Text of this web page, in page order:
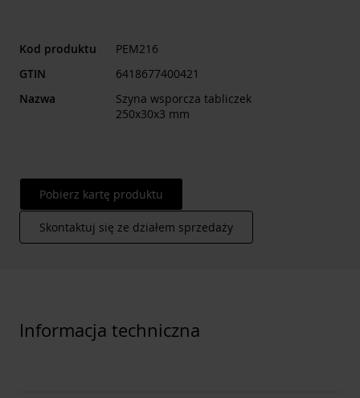
Kod produktu
PEM216
GTIN
6418677400421
Nazwa
Szyna wsporcza tabliczek
250x30x3 mm
Pobierz kartę produktu
Skontaktuj się ze działem sprzedaży
Informacja techniczna